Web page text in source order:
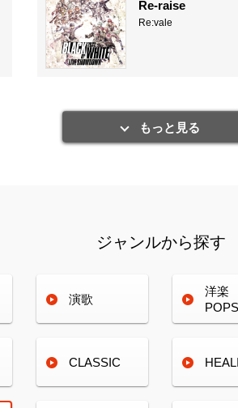
もっと見る
Re-raise
Re:vale
ジャンルから探す
演歌
洋楽
CLASSIC